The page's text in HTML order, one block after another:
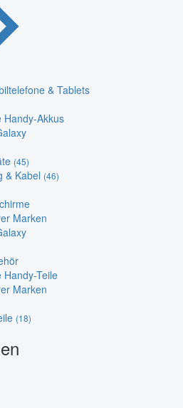
& Tablets
Handy-Akkus
(45)
& Kabel (46)
Marken
Handy-Teile
Marken
(18)